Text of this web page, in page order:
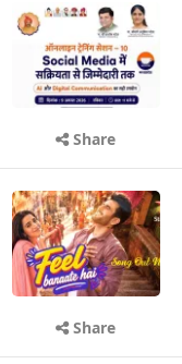
Share
Share